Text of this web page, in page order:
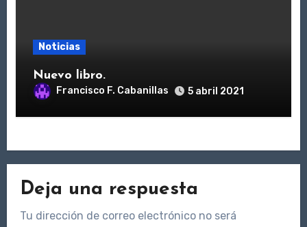
Noticias
Nuevo libro.
Francisco F. Cabanillas 5 abril 2021
Deja una respuesta
Tu dirección de correo electrónico no será